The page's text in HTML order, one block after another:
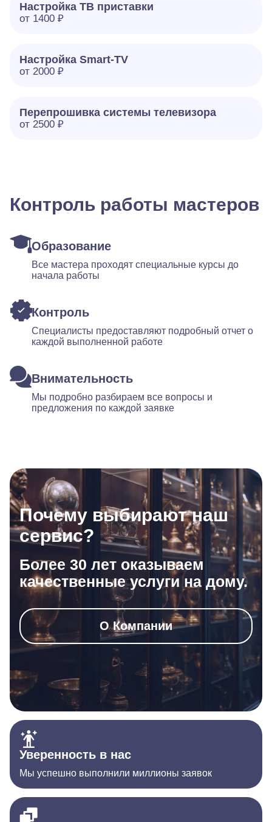
Настройка ТВ приставки
от 1400 ₽
Настройка Smart-TV
от 2000 ₽
Перепрошивка системы телевизора
от 2500 ₽
Контроль работы мастеров
Образование
Все мастера проходят специальные курсы до
начала работы
Контроль
Специалисты предоставляют подробный отчет о
каждой выполненной работе
Внимательность
Мы подробно разбираем все вопросы и
предложения по каждой заявке
Почему выбирают наш
сервис?
Более 30 лет оказываем
качественные услуги на дому.
О Компании
Уверенность в нас
Мы успешно выполнили миллионы заявок